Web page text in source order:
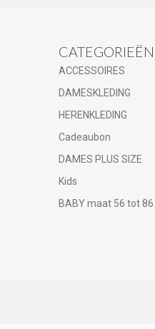
CATEGORIEËN
ACCESSOIRES
DAMESKLEDING
HERENKLEDING
Cadeaubon
DAMES PLUS SIZE
Kids
BABY maat 56 tot 86